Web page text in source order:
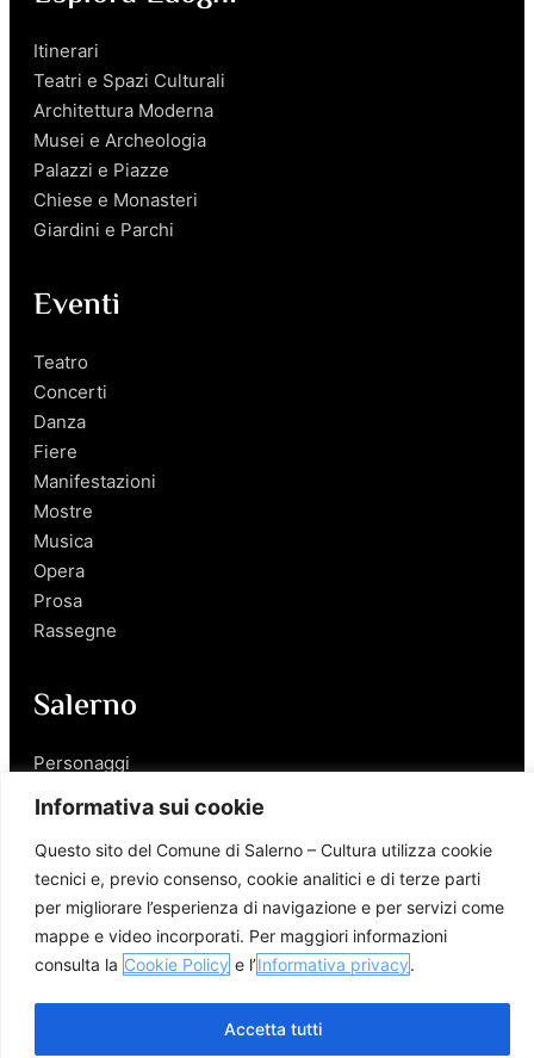
Informativa sui cookie
Questo sito del Comune di Salerno – Cultura utilizza cookie
tecnici e, previo consenso, cookie analitici e di terze parti
per migliorare l’esperienza di navigazione e per servizi come
mappe e video incorporati. Per maggiori informazioni
consulta la Cookie Policy e l’Informativa privacy.
Accetta tutti
Itinerari
Teatri e Spazi Culturali
Architettura Moderna
Musei e Archeologia
Palazzi e Piazze
Chiese e Monasteri
Giardini e Parchi
Eventi
Teatro
Concerti
Danza
Fiere
Manifestazioni
Mostre
Musica
Opera
Prosa
Rassegne
Salerno
Personaggi
Enogastronomia
Mobilità a Salerno
Luoghi nei Dintorni
Link utili
© 2026 Comune di Salerno – Tutti i diritti riservati